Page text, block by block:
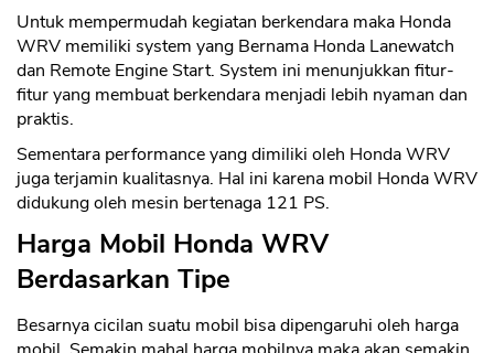
Untuk mempermudah kegiatan berkendara maka Honda
WRV memiliki system yang Bernama Honda Lanewatch
dan Remote Engine Start. System ini menunjukkan fitur-
fitur yang membuat berkendara menjadi lebih nyaman dan
praktis.
Sementara performance yang dimiliki oleh Honda WRV
juga terjamin kualitasnya. Hal ini karena mobil Honda WRV
didukung oleh mesin bertenaga 121 PS.
Harga Mobil Honda WRV
Berdasarkan Tipe
Besarnya cicilan suatu mobil bisa dipengaruhi oleh harga